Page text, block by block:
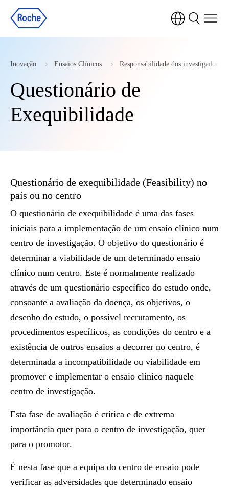
Inovação Ensaios Clínicos Responsabilidade dos investigadores
Questionário de
Exequibilidade
Questionário de exequibilidade (Feasibility) no
país ou no centro
O questionário de exequibilidade é uma das fases
iniciais para a implementação de um ensaio clínico num
centro de investigação. O objetivo do questionário é
determinar a viabilidade de um determinado ensaio
clínico num centro. Este é normalmente realizado
através de um questionário específico do estudo onde,
consoante a avaliação da doença, os objetivos, o
desenho do estudo, o possível recrutamento, os
procedimentos específicos, as condições do centro e a
existência de outros ensaios a decorrer no centro, é
determinada a incompatibilidade ou viabilidade em
promover e implementar o ensaio clínico naquele
centro de investigação.
Esta fase de avaliação é crítica e de extrema
importância quer para o centro de investigação, quer
para o promotor.
É nesta fase que a equipa do centro de ensaio pode
verificar as adversidades que determinado ensaio